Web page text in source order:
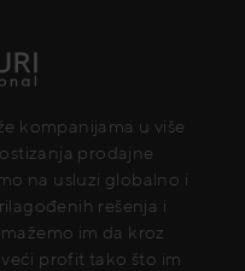
kompanijama u više
prodajne
na usluzi globalno i
rešenja i
im da kroz
profit tako što im